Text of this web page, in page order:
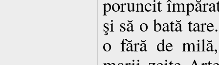
şi să o bată
o fără de